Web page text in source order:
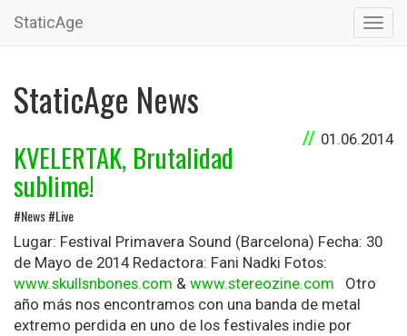
StaticAge
StaticAge News
01.06.2014
KVELERTAK, Brutalidad
sublime!
#News #Live
Lugar: Festival Primavera Sound (Barcelona) Fecha: 30
de Mayo de 2014 Redactora: Fani Nadki Fotos:
www.skullsnbones.com & www.stereozine.com Otro
año más nos encontramos con una banda de metal
extremo perdida en uno de los festivales indie por